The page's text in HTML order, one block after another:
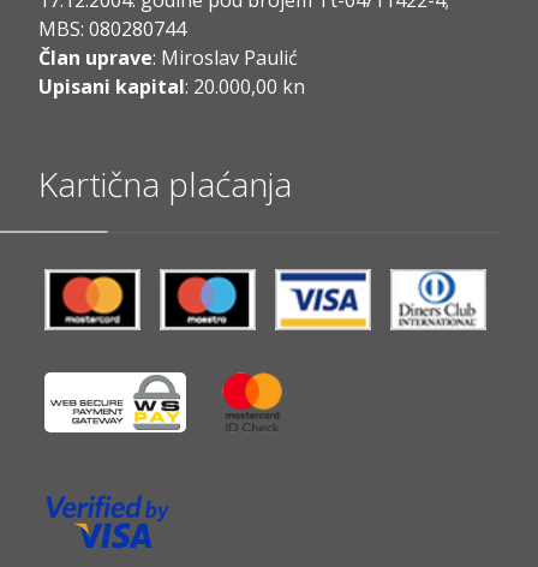
MBS: 080280744
Član uprave: Miroslav Paulić
Upisani kapital: 20.000,00 kn
Kartična plaćanja